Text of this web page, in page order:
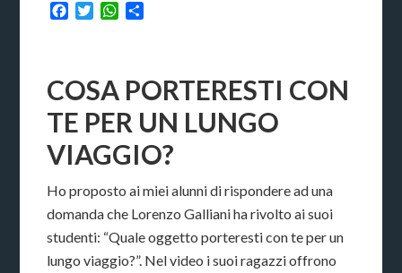
Facebook
TwitterWhatsApp
COSA PORTERESTI CON
TE PER UN LUNGO
VIAGGIO?
Ho proposto ai miei alunni di rispondere ad una
domanda che Lorenzo Galliani ha rivolto ai suoi
studenti: “Quale oggetto porteresti con te per un
lungo viaggio?”. Nel video i suoi ragazzi offrono